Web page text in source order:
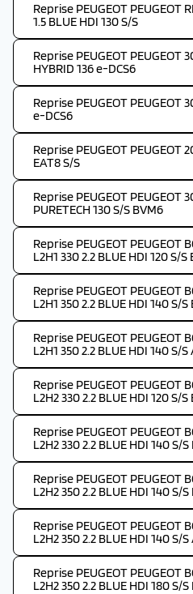
Reprise PEUGEOT PEUGEOT
1.5 BLUE HDI 130 S/S
Reprise PEUGEOT PEUGEOT
HYBRID 136 e-DCS6
Reprise PEUGEOT PEUGEOT
e-DCS6
Reprise PEUGEOT PEUGEOT
EAT8 S/S
Reprise PEUGEOT PEUGEOT
PURETECH 130 S/S BVM6
Reprise PEUGEOT PEUGEOT
L2H1 330 2.2 BLUE HDI 120 S/S
Reprise PEUGEOT PEUGEOT
L2H1 350 2.2 BLUE HDI 140 S/S
Reprise PEUGEOT PEUGEOT
L2H1 350 2.2 BLUE HDI 140 S/
Reprise PEUGEOT PEUGEOT
L2H2 330 2.2 BLUE HDI 120 S/S
Reprise PEUGEOT PEUGEOT
L2H2 330 2.2 BLUE HDI 140 S/
Reprise PEUGEOT PEUGEOT
L2H2 350 2.2 BLUE HDI 140 S/
Reprise PEUGEOT PEUGEOT
L2H2 350 2.2 BLUE HDI 140 S/
Reprise PEUGEOT PEUGEOT
L2H2 350 2.2 BLUE HDI 180 S/